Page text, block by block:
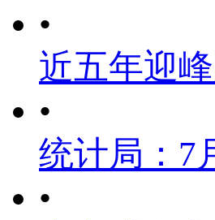
•
近五年迎
•
统计局：7
•